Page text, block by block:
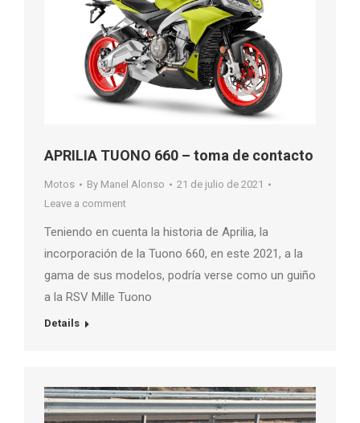
APRILIA TUONO 660 – toma de contacto
Motos By Manel Alonso
21 de julio de 2021
Leave a comment
Teniendo en cuenta la historia de Aprilia, la
incorporación de la Tuono 660, en este 2021, a la
gama de sus modelos, podría verse como un guiño
a la RSV Mille Tuono
Details